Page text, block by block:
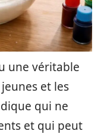
une véritable
et les
qui ne
et qui peut